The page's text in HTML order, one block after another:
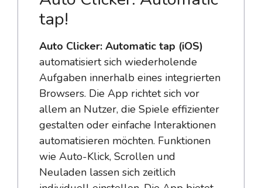
tap!
Auto Clicker: Automatic tap (iOS)
automatisiert sich wiederholende
Aufgaben innerhalb eines integrierten
Browsers. Die App richtet sich vor
allem an Nutzer, die Spiele effizienter
gestalten oder einfache Interaktionen
automatisieren möchten. Funktionen
wie Auto-Klick, Scrollen und
Neuladen lassen sich zeitlich